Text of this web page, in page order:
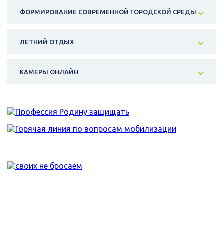
ФОРМИРОВАНИЕ СОВРЕМЕННОЙ ГОРОДСКОЙ СРЕДЫ
ЛЕТНИЙ ОТДЫХ
КАМЕРЫ ОНЛАЙН